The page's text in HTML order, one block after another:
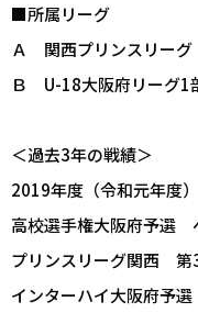
■所属リーグ
Ａ 関西プリンスリーグ
Ｂ U-18大阪府リーグ1
＜過去3年の戦績＞
2019年度（令和元年度）
高校選手権大阪府予選
プリンスリーグ関西 第
インターハイ大阪府予